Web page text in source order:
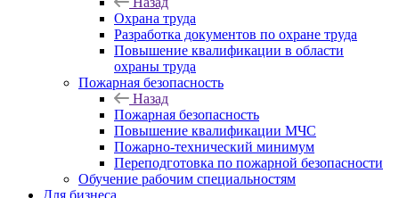
Охрана труда
Разработка документов по охране труда
Повышение квалификации в области
охраны труда
Пожарная безопасность
Назад
Пожарная безопасность
Повышение квалификации МЧС
Пожарно-технический минимум
Переподготовка по пожарной безопасности
Обучение рабочим специальностям
Для бизнеса